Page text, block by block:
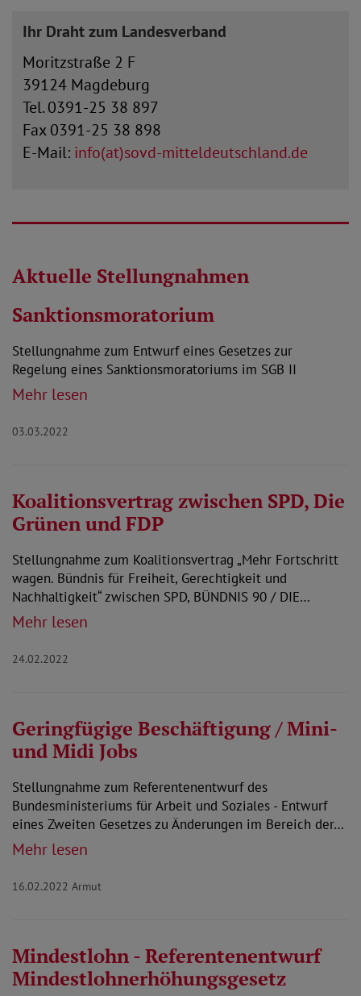
Ihr Draht zum Landesverband
Moritzstraße 2 F
39124 Magdeburg
Tel. 0391-25 38 897
Fax 0391-25 38 898
E-Mail: info(at)sovd-mitteldeutschland.de
Aktuelle Stellungnahmen
Sanktionsmoratorium
Stellungnahme zum Entwurf eines Gesetzes zur
Regelung eines Sanktionsmoratoriums im SGB II
Mehr lesen
03.03.2022
Koalitionsvertrag zwischen SPD, Die
Grünen und FDP
Stellungnahme zum Koalitionsvertrag „Mehr Fortschritt
wagen. Bündnis für Freiheit, Gerechtigkeit und
Nachhaltigkeit“ zwischen SPD, BÜNDNIS 90 / DIE…
Mehr lesen
24.02.2022
Geringfügige Beschäftigung / Mini-
und Midi Jobs
Stellungnahme zum Referentenentwurf des
Bundesministeriums für Arbeit und Soziales - Entwurf
eines Zweiten Gesetzes zu Änderungen im Bereich der…
Mehr lesen
16.02.2022 Armut
Mindestlohn - Referentenentwurf
Mindestlohnerhöhungsgesetz